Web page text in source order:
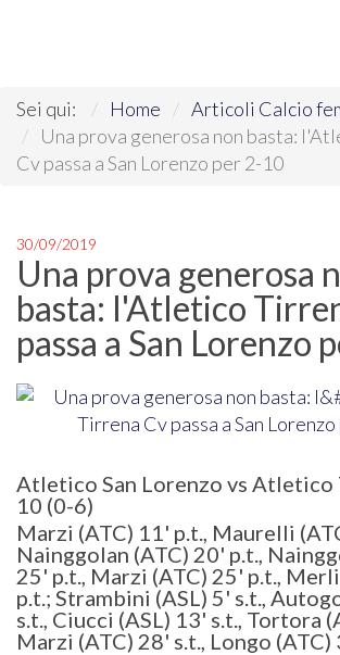
Sei qui: Home
Articoli Calcio
Una prova generosa non basta:
Cv passa a San Lorenzo per 2-10
30/09/2019
Una prova generosa
basta: l'Atletico
passa a San Lorenzo
Atletico San Lorenzo vs Atletico
10 (0-6)
Marzi (ATC) 11' p.t., Maurelli
Nainggolan (ATC) 20' p.t.,
25' p.t., Marzi (ATC) 25' p.t.,
p.t.; Strambini (ASL) 5' s.t.,
s.t., Ciucci (ASL) 13' s.t., Tortora
Marzi (ATC) 28' s.t., Longo (ATC)